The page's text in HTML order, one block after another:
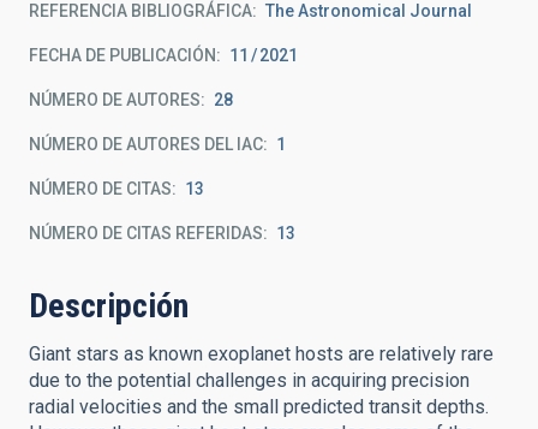
REFERENCIA BIBLIOGRÁFICA The Astronomical Journal
FECHA DE PUBLICACIÓN: 11 2021
NÚMERO DE AUTORES 28
NÚMERO DE AUTORES DEL IAC 1
NÚMERO DE CITAS 13
NÚMERO DE CITAS REFERIDAS 13
Descripción
Giant stars as known exoplanet hosts are relatively rare
due to the potential challenges in acquiring precision
radial velocities and the small predicted transit depths.